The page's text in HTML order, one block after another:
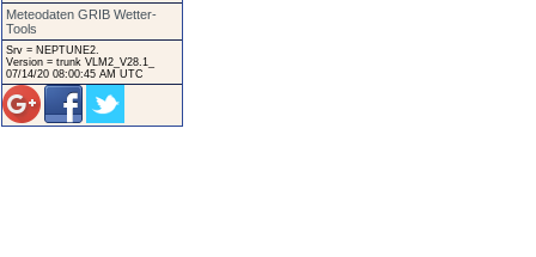
Meteodaten GRIB Wetter-
Tools
Srv = NEPTUNE2.
Version = trunk VLM2_V28.1_
07/14/20 08:00:45 AM UTC